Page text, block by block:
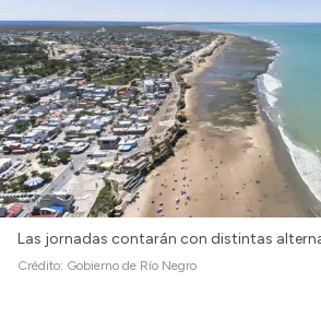
Las jornadas contarán con distintas
Crédito: Gobierno de Río Negro